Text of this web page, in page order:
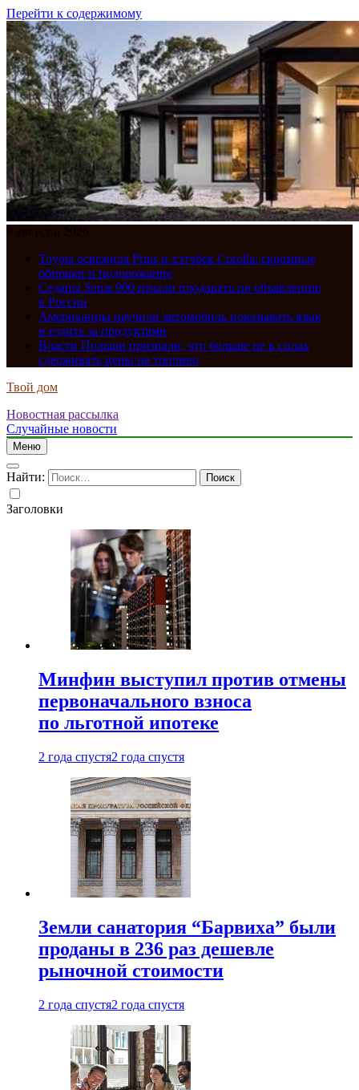
Перейти к содержимому
9 августа, 2026
Toyota освежила Prius и хэтчбек Corolla: скромные
обновки и подорожание
Седаны Senat 900 начали продавать по объявлению
в России
Американцы научили автомобиль показывать язык
и ездить за продуктами
Власти Польши признали, что больше не в силах
сдерживать цены на топливо
Твой дом
Новостная рассылка
Случайные новости
Меню
Найти:
Заголовки
Минфин выступил против отмены
первоначального взноса
по льготной ипотеке
2 года спустя2 года спустя
Земли санатория “Барвиха” были
проданы в 236 раз дешевле
рыночной стоимости
2 года спустя2 года спустя